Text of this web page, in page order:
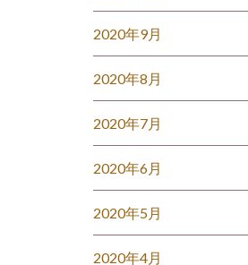
2020年9月
2020年8月
2020年7月
2020年6月
2020年5月
2020年4月